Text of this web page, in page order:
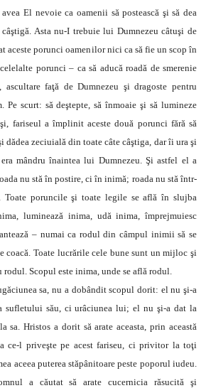
El nevoie ca oamenii să postească şi să dea
Asta nu-I trebuie lui Dumnezeu câtuşi de
aceste porunci oamenilor nici ca să fie un scop în
porunci – ca să aducă roadă de smerenie
faţă de Dumnezeu şi dragoste pentru
Pe scurt: să deştepte, să înmoaie şi să lumineze
fariseul a împlinit aceste două porunci fără să
dădea zeciuială din toate câte câştiga, dar îi ura şi
mândru înaintea lui Dumnezeu. Şi astfel el a
nu stă în postire, ci în inimă; roada nu stă într-
poruncile şi toate legile se află în slujba
luminează inima, udă inima, împrejmuiesc
– numai ca rodul din câmpul inimii să se
coacă. Toate lucrările cele bune sunt un mijloc şi
rodul. Scopul este inima, unde se află rodul.
sa, nu a dobândit scopul dorit: el nu şi-a
sufletului său, ci urâciunea lui; el nu şi-a dat la
sa. Hristos a dorit să arate aceasta, prin această
ce-l priveşte pe acest fariseu, ci privitor la toţi
aceea puterea stăpânitoare peste poporul iudeu.
a căutat să arate cucernicia răsucită şi